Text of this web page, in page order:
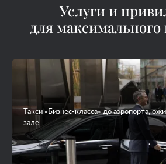
Услуги и
для
Такси «Бизнес-класса» до аэропорта,
зале